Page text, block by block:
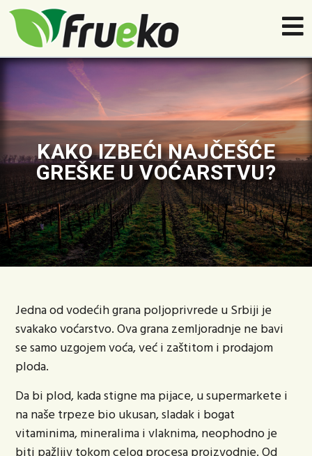
KAKO IZBEĆI NAJČEŠĆE
GREŠKE U VOĆARSTVU?
Jedna od vodećih grana poljoprivrede u Srbiji je
svakako voćarstvo. Ova grana zemljoradnje ne bavi
se samo uzgojem voća, već i zaštitom i prodajom
ploda.
Da bi plod, kada stigne ma pijace, u supermarkete i
na naše trpeze bio ukusan, sladak i bogat
vitaminima, mineralima i vlaknima, neophodno je